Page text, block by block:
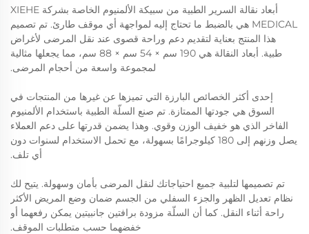
أبعاد نقالة السرير الطبية من سبيكة الألمنيوم الخاصة بشركة XIEHE
MEDICAL هي بالضبط ما تحتاج إليه لمواجهة أي موقف طارئ. تم تصميم
هذا المنتج بعناية لتقديم دعم وراحة قصوى عند نقل المرضى لأغراض
طبية. أبعاد النقالة هي 190 سم × 54 سم × 88 سم، مما يجعلها مثالية
لمجموعة واسعة من أحجام المرضى.
إحدى أكثر الخصائص البارزة التي تميزها عن غيرها من المنتجات في
السوق هي جودتها الممتازة. تم صنع السلّة الطبية باستخدام الألمنيوم
الفاخر الذي هو خفيف الوزن وقوي. وهذا يضمن قدرتها على دعم العملاء
يصل وزنهم إلى 180 كيلوجرامًا بسهولة، مع تحمل الاستخدام لسنوات دون
أي تلف.
تم تصميمها لتلبية جميع احتياجاتك لنقل المرضى بأمان وسهولة. يتيح لك
نظام تعديل الظهر والجزء السفلي من الجسم ضمان وضع المريض الأكثر
راحة أثناء النقل. كما أن السلّة مزودة برافتين جانبيتين يمكن رفعهما أو
خفضهما حسب متطلبات الموقف.